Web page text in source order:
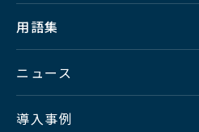
用語集
ニュース
導入事例